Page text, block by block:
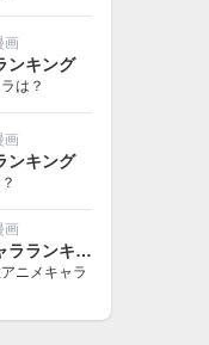
画
ンキング
は？
画
ンキング
画
かっこいい男性キャラランキング
ニメキャラ